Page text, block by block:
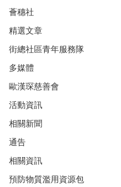
薈穗社
精選文章
街總社區青年服務隊
多媒體
歐漢琛慈善會
活動資訊
相關新聞
通告
相關資訊
預防物質濫用資源包